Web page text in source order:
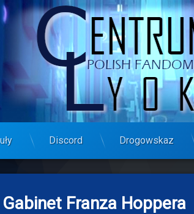
Discord Drogowskaz
Franza Hoppera